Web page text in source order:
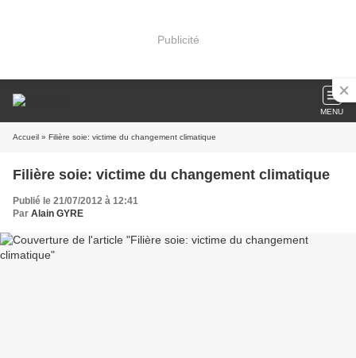
Publicité
MENU
Accueil » Filière soie: victime du changement climatique
Filière soie: victime du changement climatique
Publié le 21/07/2012 à 12:41
Par Alain GYRE